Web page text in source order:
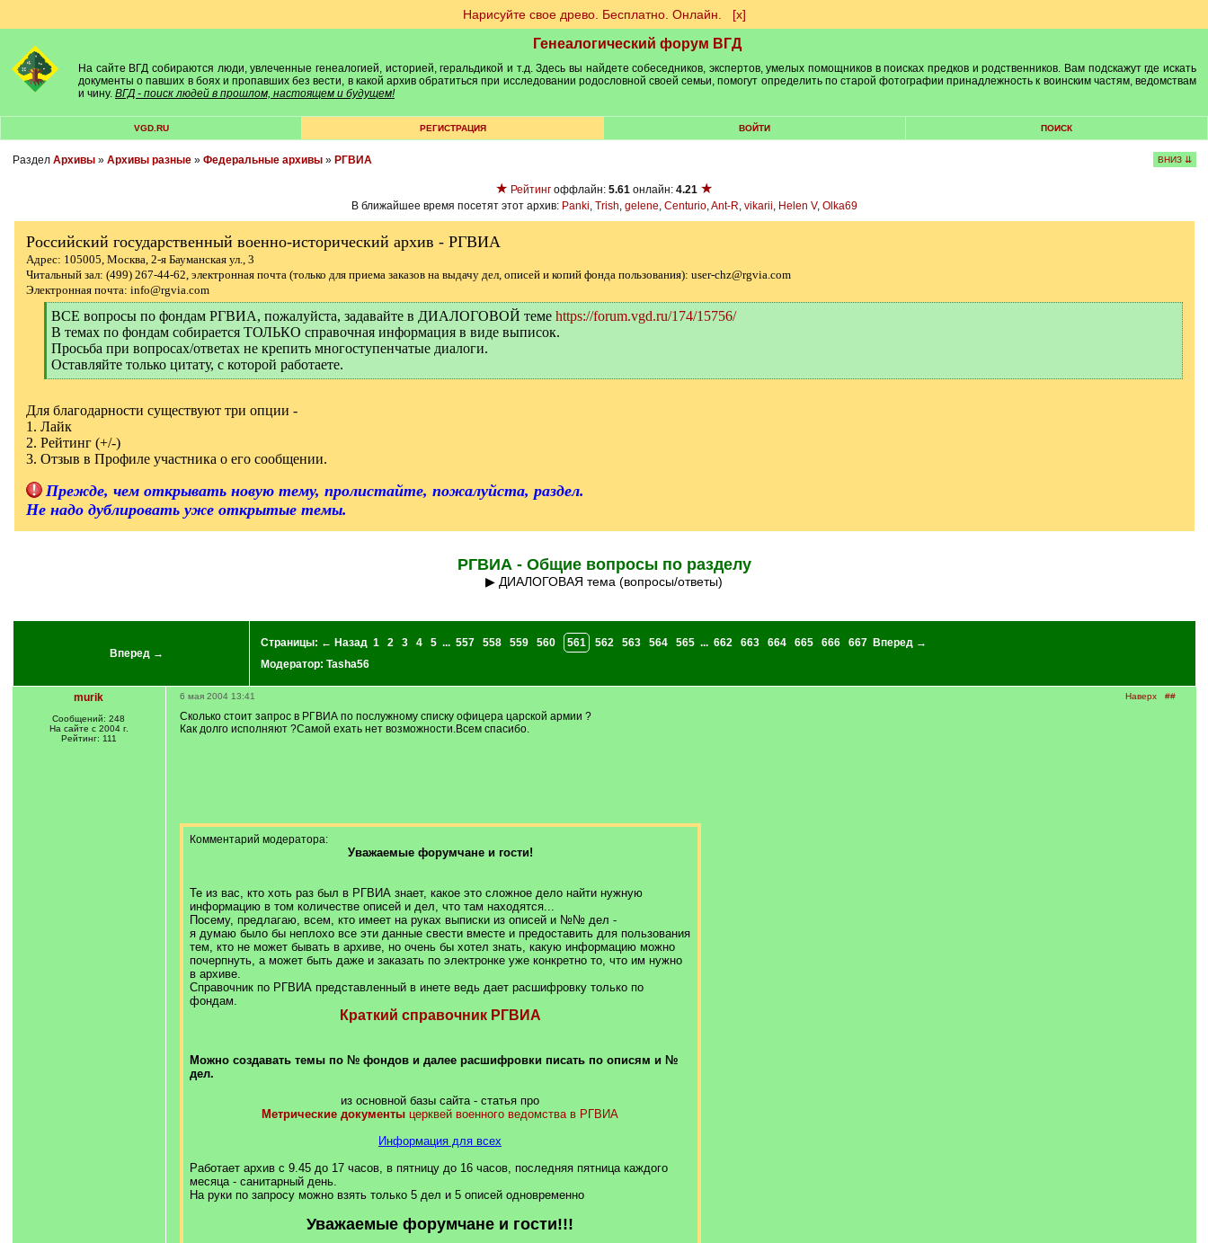
Нарисуйте свое древо. Бесплатно. Онлайн. [х]
Генеалогический форум ВГД
На сайте ВГД собираются люди, увлеченные генеалогией, историей, геральдикой и т.д. Здесь вы найдете собеседников, экспертов, умелых помощников в поисках предков и родственников. Вам подскажут где искать
документы о павших в боях и пропавших без вести, в какой архив обратиться при исследовании родословной своей семьи, помогут определить по старой фотографии принадлежность к воинским частям, ведомствам
и чину. ВГД - поиск людей в прошлом, настоящем и будущем!
VGD.RU РЕГИСТРАЦИЯ ВОЙТИ ПОИСК
Раздел Архивы» Архивы разные» Федеральные архивы» РГВИА ВНИЗ ⇊
★ Рейтинг оффлайн: 5.61 онлайн: 4.21 ★
В ближайшее время посетят этот архив: Panki, Trish, gelene, Centurio,Ant-R, vikarii, Helen V, Olka69
Российский государственный военно-исторический архив - РГВИА
Адрес: 105005, Москва, 2-я Бауманская ул., 3
Читальный зал: (499) 267-44-62, электронная почта (только для приема заказов на выдачу дел, описей и копий фонда пользования): user-chz@rgvia.com
Электронная почта: info@rgvia.com
[
q
ВСЕ вопросы по фондам РГВИА, пожалуйста, задавайте в ДИАЛОГОВОЙ теме https://forum.vgd.ru/174/15756/
В темах по фондам собирается ТОЛЬКО справочная информация в виде выписок.
Просьба при вопросах/ответах не крепить многоступенчатые диалоги.
Оставляйте только цитату, с которой работаете.
[
]
Для благодарности существуют три опции -
1. Лайк
2. Рейтинг (+/-)
3. Отзыв в Профиле участника о его сообщении.
Прежде, чем открывать новую тему, пролистайте, пожалуйста, раздел.
Не надо дублировать уже открытые темы.
РГВИА - Общие вопросы по разделу
▶ ДИАЛОГОВАЯ тема (вопросы/ответы)
Вперед →
Страницы: ← Назад 1 2 3 4 5 ... 557 558 559 560 561 562 563 564 565 ... 662 663 664 665 666 667
Вперед →
Модератор: Tasha56
murik
Сообщений: 248
На сайте с 2004 г.
Рейтинг: 111
Наверх ##
6 мая 2004 13:41
Сколько стоит запрос в РГВИА по послужному списку офицера царской армии ?
Как долго исполняют ?Самой ехать нет возможности.Всем спасибо.
Комментарий модератора:
Уважаемые форумчане и гости!
Те из вас, кто хоть раз был в РГВИА знает, какое это сложное дело найти нужную
информацию в том количестве описей и дел, что там находятся...
Посему, предлагаю, всем, кто имеет на руках выписки из описей и №№ дел -
я думаю было бы неплохо все эти данные свести вместе и предоставить для пользования
тем, кто не может бывать в архиве, но очень бы хотел знать, какую информацию можно
почерпнуть, а может быть даже и заказать по электронке уже конкретно то, что им нужно
в архиве.
Справочник по РГВИА представленный в инете ведь дает расшифровку только по
фондам.
Краткий справочник РГВИА
Можно создавать темы по № фондов и далее расшифровки писать по описям и №
дел.
из основной базы сайта - статья про
Метрические документы церквей военного ведомства в РГВИА
Информация для всех
Работает архив с 9.45 до 17 часов, в пятницу до 16 часов, последняя пятница каждого
месяца - санитарный день.
На руки по запросу можно взять только 5 дел и 5 описей одновременно
Уважаемые форумчане и гости!!!